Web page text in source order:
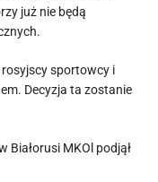
już nie będą
rosyjscy sportowcy i
Decyzja ta zostanie
Białorusi MKOl podjął